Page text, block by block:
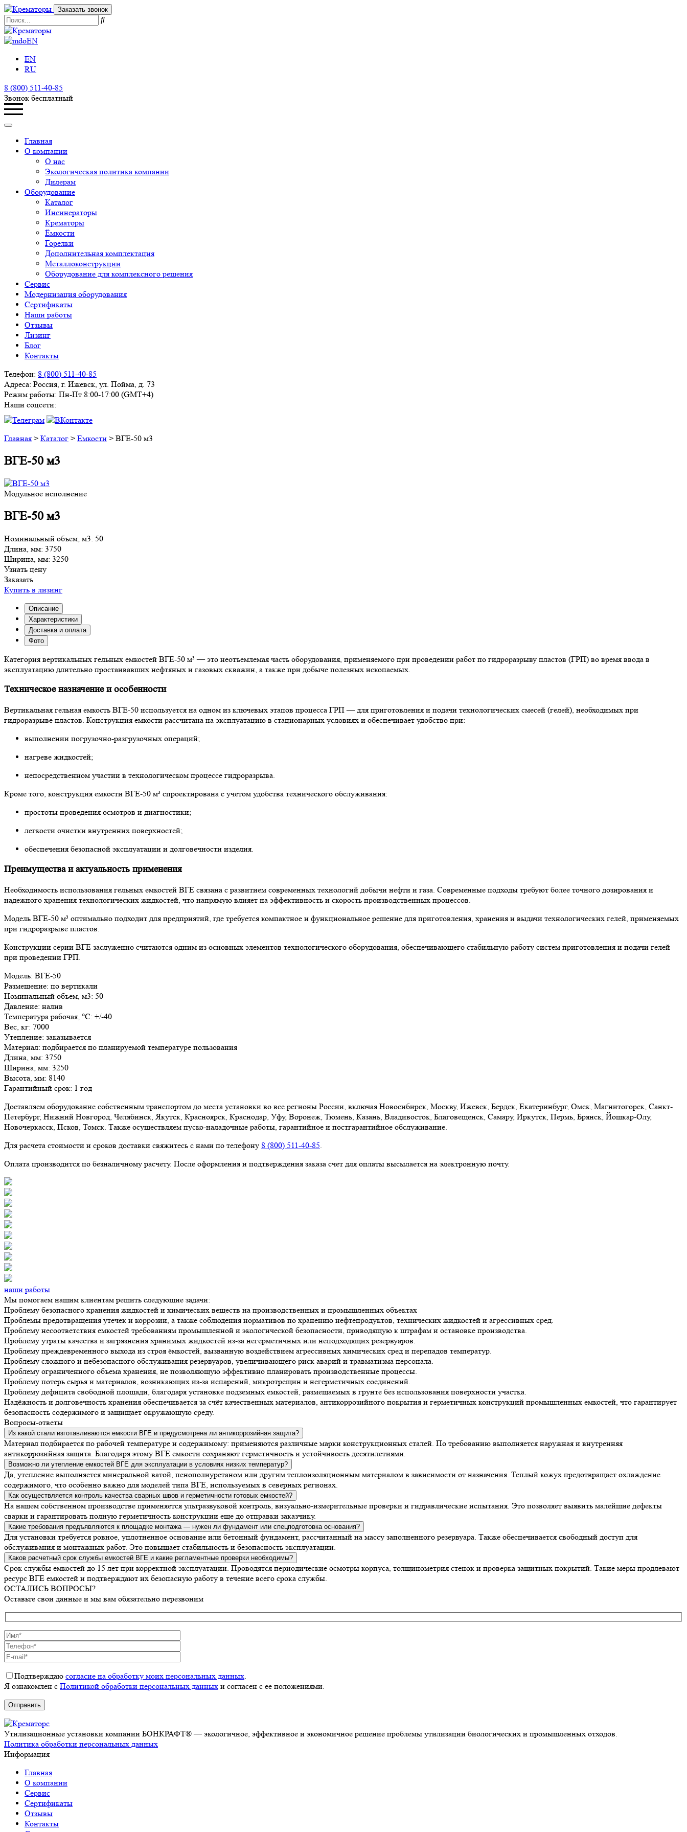
Заказать звонок
EN
EN
RU
8 (800) 511-40-85
Звонок бесплатный
Главная
О компании
О нас
Экологическая политика компании
Дилерам
Оборудование
Каталог
Инсинераторы
Крематоры
Ёмкости
Горелки
Дополнительная комплектация
Металлоконструкции
Оборудование для комплексного решения
Сервис
Модернизация оборудования
Сертификаты
Наши работы
Отзывы
Лизинг
Блог
Контакты
Телефон: 8 (800) 511-40-85
Адреса: Россия, г. Ижевск, ул. Пойма, д. 73
Режим работы: Пн-Пт 8:00-17:00 (GMT+4)
Наши соцсети:
Главная > Каталог > Емкости > ВГЕ-50 м3
ВГЕ-50 м3
Модульное исполнение
ВГЕ-50 м3
Номинальный объем, м3: 50
Длина, мм: 3750
Ширина, мм: 3250
Узнать цену
Заказать
Купить в лизинг
Описание
Характеристики
Доставка и оплата
Фото
Категория вертикальных гельных емкостей ВГЕ-50 м³ — это неотъемлемая часть оборудования, применяемого при проведении работ по гидроразрыву пластов (ГРП) во время ввода в
эксплуатацию длительно простаивавших нефтяных и газовых скважин, а также при добыче полезных ископаемых.
Техническое назначение и особенности
Вертикальная гельная емкость ВГЕ-50 используется на одном из ключевых этапов процесса ГРП — для приготовления и подачи технологических смесей (гелей), необходимых при
гидроразрыве пластов. Конструкция емкости рассчитана на эксплуатацию в стационарных условиях и обеспечивает удобство при:
выполнении погрузочно-разгрузочных операций;
нагреве жидкостей;
непосредственном участии в технологическом процессе гидроразрыва.
Кроме того, конструкция емкости ВГЕ-50 м³ спроектирована с учетом удобства технического обслуживания:
простоты проведения осмотров и диагностики;
легкости очистки внутренних поверхностей;
обеспечения безопасной эксплуатации и долговечности изделия.
Преимущества и актуальность применения
Необходимость использования гельных емкостей ВГЕ связана с развитием современных технологий добычи нефти и газа. Современные подходы требуют более точного дозирования и
надежного хранения технологических жидкостей, что напрямую влияет на эффективность и скорость производственных процессов.
Модель ВГЕ-50 м³ оптимально подходит для предприятий, где требуется компактное и функциональное решение для приготовления, хранения и выдачи технологических гелей, применяемых
при гидроразрыве пластов.
Конструкции серии ВГЕ заслуженно считаются одним из основных элементов технологического оборудования, обеспечивающего стабильную работу систем приготовления и подачи гелей
при проведении ГРП.
Модель: ВГЕ-50
Размещение: по вертикали
Номинальный объем, м3: 50
Давление: налив
Температура рабочая, °С: +/-40
Вес, кг: 7000
Утепление: заказывается
Материал: подбирается по планируемой температуре пользования
Длина, мм: 3750
Ширина, мм: 3250
Высота, мм: 8140
Гарантийный срок: 1 год
Доставляем оборудование собственным транспортом до места установки во все регионы России, включая Новосибирск, Москву, Ижевск, Бердск, Екатеринбург, Омск, Магнитогорск, Санкт-
Петербург, Нижний Новгород, Челябинск, Якутск, Красноярск, Краснодар, Уфу, Воронеж, Тюмень, Казань, Владивосток, Благовещенск, Самару, Иркутск, Пермь, Брянск, Йошкар-Олу,
Новочеркасск, Псков, Томск. Также осуществляем пуско-наладочные работы, гарантийное и постгарантийное обслуживание.
Для расчета стоимости и сроков доставки свяжитесь с нами по телефону 8 (800) 511-40-85
Оплата производится по безналичному расчету. После оформления и подтверждения заказа счет для оплаты высылается на электронную почту.
наши работы
Мы помогаем нашим клиентам решить следующие задачи:
Проблему безопасного хранения жидкостей и химических веществ на производственных и промышленных объектах
Проблемы предотвращения утечек и коррозии, а также соблюдения нормативов по хранению нефтепродуктов, технических жидкостей и агрессивных сред.
Проблему несоответствия емкостей требованиям промышленной и экологической безопасности, приводящую к штрафам и остановке производства.
Проблему утраты качества и загрязнения хранимых жидкостей из-за негерметичных или неподходящих резервуаров.
Проблему преждевременного выхода из строя ёмкостей, вызванную воздействием агрессивных химических сред и перепадов температур.
Проблему сложного и небезопасного обслуживания резервуаров, увеличивающего риск аварий и травматизма персонала.
Проблему ограниченного объема хранения, не позволяющую эффективно планировать производственные процессы.
Проблему потерь сырья и материалов, возникающих из-за испарений, микротрещин и негерметичных соединений.
Проблему дефицита свободной площади, благодаря установке подземных емкостей, размещаемых в грунте без использования поверхности участка.
Надёжность и долговечность хранения обеспечивается за счёт качественных материалов, антикоррозийного покрытия и герметичных конструкций промышленных емкостей, что гарантирует
безопасность содержимого и защищает окружающую среду.
Вопросы-ответы
Из какой стали изготавливаются емкости ВГЕ и предусмотрена ли антикоррозийная защита?
Материал подбирается по рабочей температуре и содержимому: применяются различные марки конструкционных сталей. По требованию выполняется наружная и внутренняя
антикоррозийная защита. Благодаря этому ВГЕ емкости сохраняют герметичность и устойчивость десятилетиями.
Возможно ли утепление емкостей ВГЕ для эксплуатации в условиях низких температур?
Да, утепление выполняется минеральной ватой, пенополиуретаном или другим теплоизоляционным материалом в зависимости от назначения. Теплый кожух предотвращает охлаждение
содержимого, что особенно важно для моделей типа ВГЕ, используемых в северных регионах.
Как осуществляется контроль качества сварных швов и герметичности готовых емкостей?
На нашем собственном производстве применяется ультразвуковой контроль, визуально-измерительные проверки и гидравлические испытания. Это позволяет выявить малейшие дефекты
сварки и гарантировать полную герметичность конструкции еще до отправки заказчику.
Какие требования предъявляются к площадке монтажа — нужен ли фундамент или спецподготовка основания?
Для установки требуется ровное, уплотненное основание или бетонный фундамент, рассчитанный на массу заполненного резервуара. Также обеспечивается свободный доступ для
обслуживания и монтажных работ. Это повышает стабильность и безопасность эксплуатации.
Каков расчетный срок службы емкостей ВГЕ и какие регламентные проверки необходимы?
Срок службы емкостей до 15 лет при корректной эксплуатации. Проводятся периодические осмотры корпуса, толщинометрия стенок и проверка защитных покрытий. Такие меры продлевают
ресурс ВГЕ емкостей и подтверждают их безопасную работу в течение всего срока службы.
ОСТАЛИСЬ ВОПРОСЫ?
Оставьте свои данные и мы вам обязательно перезвоним
Подтверждаю согласие на обработку моих персональных данных.
Я ознакомлен с Политикой обработки персональных данных и согласен с ее положениями.
Утилизационные установки компании БОНКРАФТ® — экологичное, эффективное и экономичное решение проблемы утилизации биологических и промышленных отходов.
Политика обработки персональных данных
Информация
Главная
О компании
Сервис
Сертификаты
Отзывы
Контакты